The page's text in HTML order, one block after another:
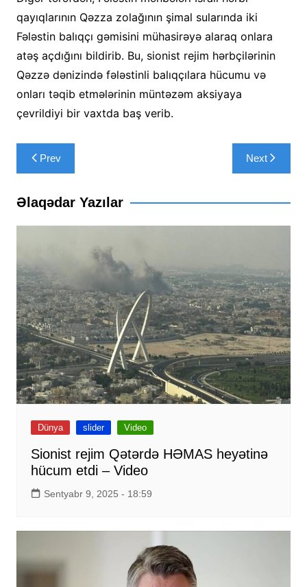
qayıqlarının Qəzza zolağının şimal sularında iki
Fələstin balıqçı gəmisini mühasirəyə alaraq onlara
atəş açdığını bildirib. Bu, sionist rejim hərbçilərinin
Qəzzə dənizində fələstinli balıqçılara hücumu və
onları təqib etmələrinin müntəzəm aksiyaya
çevrildiyi bir vaxtda baş verib.
Yazı
naviqasiyası
Prev Next
Əlaqədar Yazılar
Dünya slider Video
Sionist rejim Qətərdə HƏMAS heyətinə
hücum etdi – Video
Sentyabr 9, 2025 - 18:59